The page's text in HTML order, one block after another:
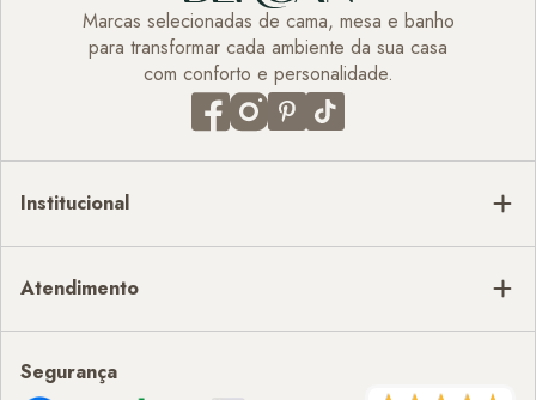
Marcas selecionadas de cama, mesa e banho
para transformar cada ambiente da sua casa
com conforto e personalidade.
Institucional
Atendimento
Segurança